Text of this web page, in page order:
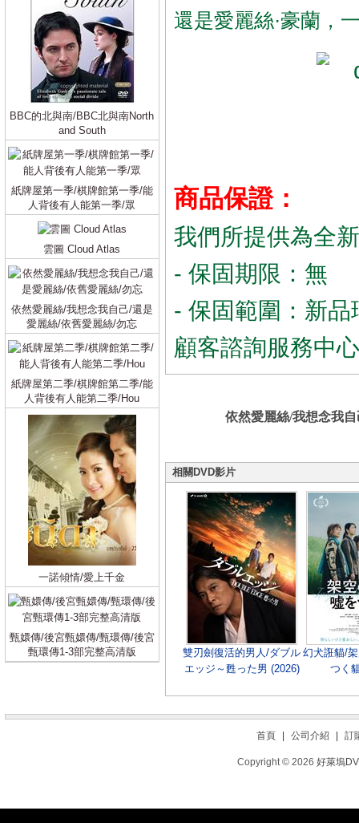
還是愛麗絲·豪蘭，
商品保證：
我們所提供為全
- 保固期限：無
- 保固範圍：新品
顧客諮詢服務中
依然愛麗絲/我想念我
相關DVD影片
雙刃劍復活的男人/ダブル
エッジ～甦った男 (2026)
幻犬誑貓/
つく
BBC的北與南/BBC北與南North
and South
紙牌屋第一季/棋牌館第一季/能
人背後有人能第一季/眾
雲圖 Cloud Atlas
依然愛麗絲/我想念我自己/還是
愛麗絲/依舊愛麗絲/勿忘
紙牌屋第二季/棋牌館第二季/能
人背後有人能第二季/Hou
一諾傾情/愛上千金
甄嬛傳/後宮甄嬛傳/甄環傳/後宮
甄環傳1-3部完整高清版
首頁 公司介紹 訂
Copyright © 2026 好萊塢